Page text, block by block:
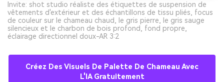
Invite: shot studio réaliste des étiquettes de suspension de
vêtements d'extérieur et des échantillons de tissu pliés, focus
de couleur sur le chameau chaud, le gris pierre, le gris sauge
silencieux et le charbon de bois profond, fond propre,
éclairage directionnel doux-AR 3:2
Créez Des Visuels De Palette De Chameau Avec
L'IA Gratuitement